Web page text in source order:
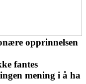
opprinnelsen
fantes
mening i å ha